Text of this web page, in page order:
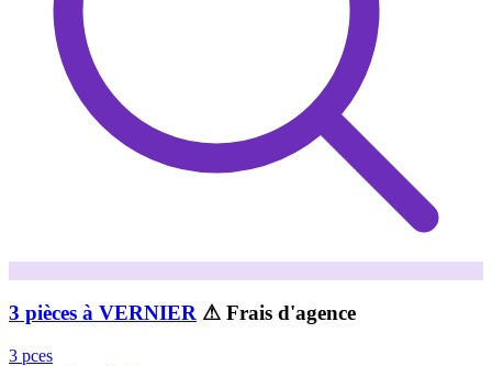
3 pièces à VERNIER ⚠ Frais d'agence
3 pces